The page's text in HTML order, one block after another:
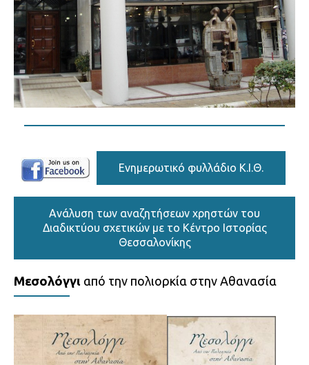
Eνημερωτικό φυλλάδιο Κ.Ι.Θ.
Ανάλυση των αναζητήσεων χρηστών του
Διαδικτύου σχετικών με το Κέντρο Ιστορίας
Θεσσαλονίκης
Μεσολόγγι από την πολιορκία στην Αθανασία